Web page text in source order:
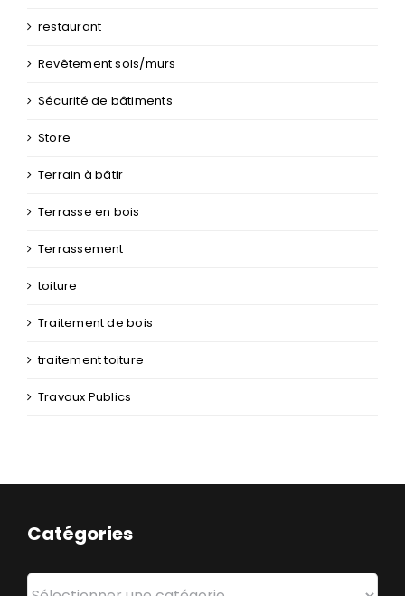
restaurant
Revêtement sols/murs
Sécurité de bâtiments
Store
Terrain à bâtir
Terrasse en bois
Terrassement
toiture
Traitement de bois
traitement toiture
Travaux Publics
Catégories
Catégories